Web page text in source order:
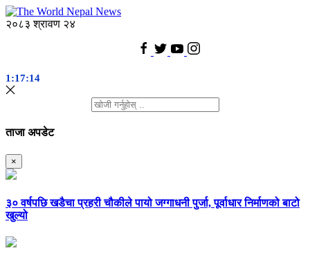
२०८३ श्रावण २४
1:17:14
ताजा अपडेट
×
३० वर्षपछि खडैचा प्रहरी चौकीले पायो जग्गाधनी पुर्जा, पूर्वाधार निर्माणको बाटो
खुल्यो